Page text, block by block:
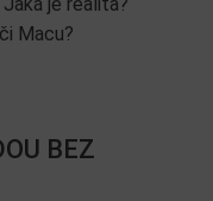
Macu?
BEZ